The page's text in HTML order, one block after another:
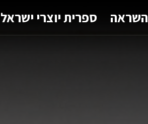
השראה ספרית יוצרי ישראל